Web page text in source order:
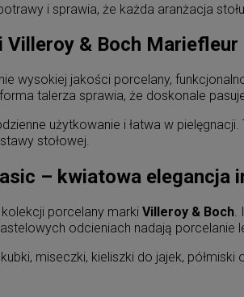
i sprawia, że każda aranżacja
& Boch Mariefleur
wysokiej jakości porcelany,
talerza sprawia, że doskonale
użytkowanie i łatwa w
stołowej.
– kwiatowa elegancja
porcelany marki Villeroy & Boch.
odcieniach nadają porcelanie
miseczki, kieliszki do jajek,